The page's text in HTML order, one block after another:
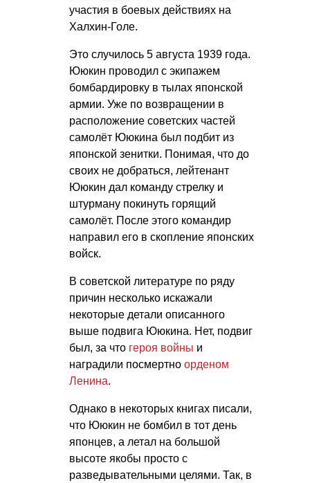
участия в боевых действиях на
Халхин-Голе.
Это случилось 5 августа 1939 года.
Ююкин проводил с экипажем
бомбардировку в тылах японской
армии. Уже по возвращении в
расположение советских частей
самолёт Ююкина был подбит из
японской зенитки. Понимая, что до
своих не добраться, лейтенант
Ююкин дал команду стрелку и
штурману покинуть горящий
самолёт. После этого командир
направил его в скопление японских
войск.
В советской литературе по ряду
причин несколько искажали
некоторые детали описанного
выше подвига Ююкина. Нет, подвиг
был, за что героя войны и
наградили посмертно орденом
Ленина.
Однако в некоторых книгах писали,
что Ююкин не бомбил в тот день
японцев, а летал на большой
высоте якобы просто с
разведывательными целями. Так, в